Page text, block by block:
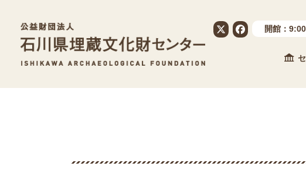
公益財団法人 石川県埋
開館：